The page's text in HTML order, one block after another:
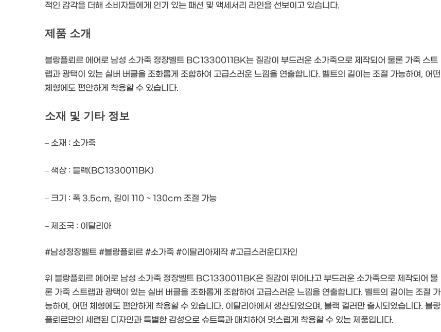
적인 감각을 더해 소비자들에게 인기 있는 패션 및 액세서리 라인을 선보이고 있습니다.
제품 소개
블랑플뢰르 에어로 남성 소가죽 정장벨트 BC1330011BK는 질감이 부드러운 소가죽으로 제작되어 물론 가죽 스트
랩과 광택이 있는 실버 버클을 조화롭게 조합하여 고급스러운 느낌을 연출합니다. 벨트의 길이는 조절 가능하여, 어떤
체형에도 편안하게 착용할 수 있습니다.
소재 및 기타 정보
– 소재 : 소가죽
– 색상 : 블랙(BC1330011BK)
– 크기 : 폭 3.5cm, 길이 110 ~ 130cm 조절 가능
– 제조국 : 이탈리아
#남성정장벨트 #블랑플뢰르 #소가죽 #이탈리아제작 #고급스러운디자인
위 블랑플뢰르 에어로 남성 소가죽 정장벨트 BC1330011BK은 질감이 뛰어나고 부드러운 소가죽으로 제작되어 물
론 가죽 스트랩과 광택이 있는 실버 버클을 조화롭게 조합하여 고급스러운 느낌을 연출합니다. 벨트의 길이는 조절 가
능하여, 어떤 체형에도 편안하게 착용할 수 있습니다. 이탈리아에서 생산되었으며, 블랙 컬러만 출시되었습니다. 블랑
플뢰르만의 세련된 디자인과 특별한 감성으로 슈트룩과 매치하여 멋스럽게 착용할 수 있는 제품입니다.